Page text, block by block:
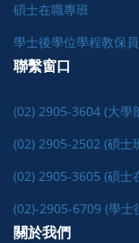
碩士在職專班
學士後學位學程教保
聯繫窗口
(02) 2905-3604 (大學
(02) 2905-2502 (碩士
(02) 2905-3605 (碩士
(02)-2905-6709 (學士
關於我們